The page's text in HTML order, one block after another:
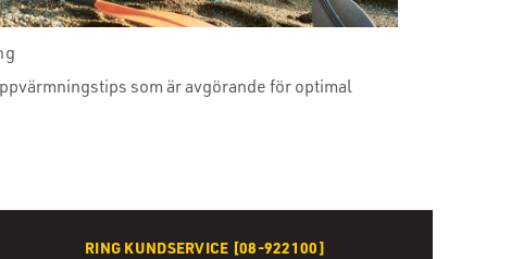
som är avgörande för optimal
RING KUNDSERVICE [08-922100]